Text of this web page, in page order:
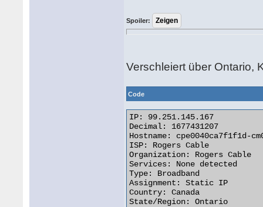
Spoiler:
Verschleiert über Ontario,
Code
IP: 99.251.145.167
Decimal: 1677431207
Hostname: cpe0040ca7f1f1d-
ISP: Rogers Cable
Organization: Rogers Cable
Services: None detected
Type: Broadband
Assignment: Static IP
Country: Canada
State/Region: Ontario